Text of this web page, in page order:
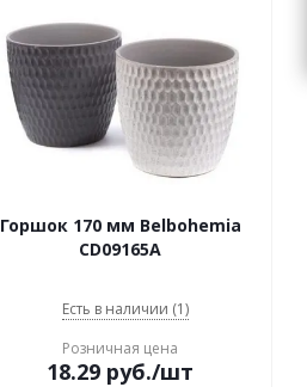
Горшок 170 мм Belbohemia
CD09165A
Есть в наличии (1)
Розничная цена
18.29 руб./шт